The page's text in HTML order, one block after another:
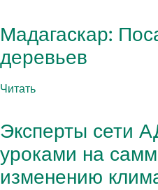
Мадагаскар:
деревьев
Читать
Эксперты сети
уроками на
изменению